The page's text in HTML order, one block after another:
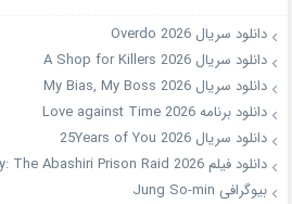
دانلود سریال Overdo 2026
دانلود سریال A Shop for Killers 2026
دانلود سریال My Bias, My Boss 2026
دانلود برنامه Love against Time 2026
دانلود سریال 25Years of You 2026
دانلود فیلم Golden Kamuy: The Abashiri Prison Raid 2026
بیوگرافی Jung So-min